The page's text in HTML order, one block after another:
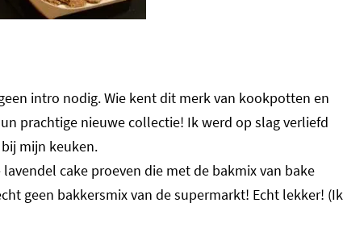
intro nodig. Wie kent dit merk van kookpotten en
prachtige nieuwe collectie! Ik werd op slag verliefd
mijn keuken.
cake proeven die met de bakmix van bake
geen bakkersmix van de supermarkt! Echt lekker! (Ik